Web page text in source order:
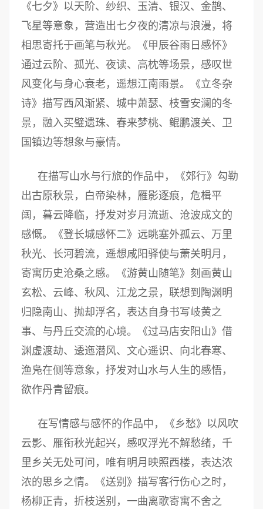
《七夕》以天阶、纱织、玉清、银汉、金鹊、
飞星等意象，营造出七夕夜的清凉与浪漫，将
相思寄托于画笔与秋光。《甲辰谷雨日感怀》
通过云阶、孤光、夜读、高枕等场景，感叹世
风变化与身心衰老，遥想江南雨景。《立冬杂
诗》描写西风渐紧、城中萧瑟、枝雪安澜的冬
景，融入买璧遗珠、春来梦桃、鲲鹏渡关、卫
国镇边等想象与豪情。
在描写山水与行旅的作品中，《郊行》勾勒
出古原秋景，白帝染林，雁影逐痕，危楫平
阔，暮云降临，抒发对岁月流逝、沧波成文的
感慨。《登长城感怀二》远眺塞外孤云、万里
秋光、长河碧流，遥想咸阳驿使与萧关明月，
寄寓历史沧桑之感。《游黄山随笔》刻画黄山
玄松、云峰、秋风、江龙之景，联想到陶渊明
归隐南山、抛却浮名，表达自身书写岐黄之
事、与丹丘交流的心境。《过马店安阳山》借
渊虚渡劫、逶迤潜风、文心遥识、向北春寒、
渔凫在侧等意象，抒发对山水与人生的感悟，
欲作丹青留痕。
在写情感与感怀的作品中，《乡愁》以风吹
云影、雁衔秋光起兴，感叹浮光不解愁绪，千
里乡关无处可问，唯有明月映照西楼，表达浓
浓的思乡之情。《送别》描写客行伤心之时，
杨柳正青，折枝送别，一曲离歌寄寓不舍之